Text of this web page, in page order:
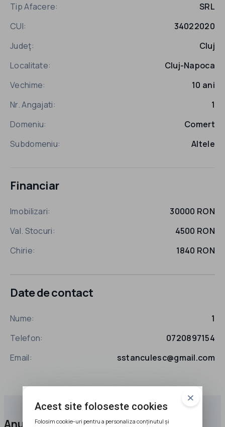
Tip Afacere:
SRL
CUI:
34022020
Judeţ:
Cluj
Localitate:
Cluj-Napoca
Vechime:
10 ani
Nr. Angajati:
1
Domeniu:
Comert
Subdomeniu:
Altele
Financiar
Imobilizari:
30000 RON
Val. Stocuri:
4500 RON
Chirie:
1840 RON
Date de contact
Nume:
1
Telefon:
0720897154
Email:
sstanculesc@gmail.com
Anunțuri promovate
Acest site foloseste cookies
Folosim cookie-uri pentru a personaliza conținutul și